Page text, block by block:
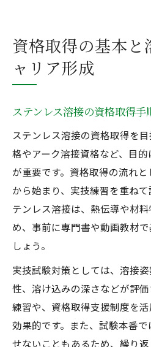
資格取得の基本と
ャリア形成
ステンレス溶接の資格取得手
ステンレス溶接の資格取得を
格やアーク溶接資格など、目
が重要です。資格取得の流れ
から始まり、実技練習を重ね
テンレス溶接は、熱伝導や材
め、事前に専門書や動画教材
しょう。
実技試験対策としては、溶接
性、溶け込みの深さなどが評
練習や、資格取得支援制度を
効果的です。また、試験本番
せないこともあるため、繰り